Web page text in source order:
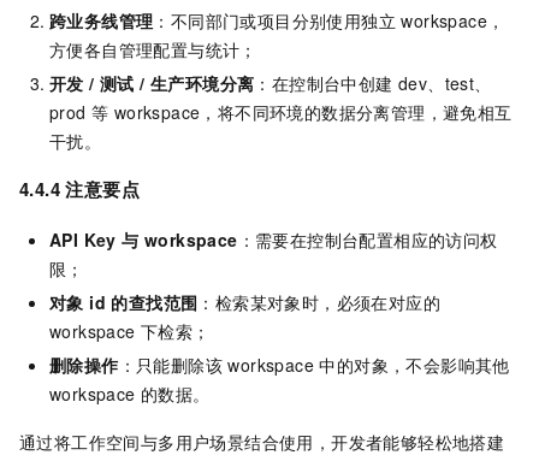
跨业务线管理 ：不同部门或项目分别使用独立 workspace，
方便各自管理配置与统计；
开发 / 测试 / 生产环境分离 ：在控制台中创建 dev、test、
prod 等 workspace，将不同环境的数据分离管理，避免相互
干扰。
4.4.4 注意要点
API Key 与 workspace ：需要在控制台配置相应的访问权
限；
对象 id 的查找范围 ：检索某对象时，必须在对应的
workspace 下检索；
删除操作 ：只能删除该 workspace 中的对象，不会影响其他
workspace 的数据。
通过将工作空间与多用户场景结合使用，开发者能够轻松地搭建